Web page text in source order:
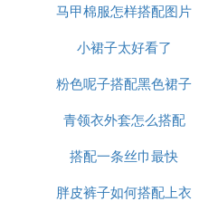
马甲棉服怎样搭配图片
小裙子太好看了
粉色呢子搭配黑色裙子
青领衣外套怎么搭配
搭配一条丝巾最快
胖皮裤子如何搭配上衣